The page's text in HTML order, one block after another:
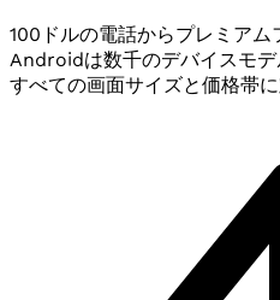
100ドルの電話からプレミアム
Androidは数千のデバイスモ
すべての画面サイズと価格帯に